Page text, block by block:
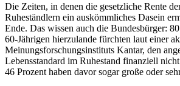
Die Zeiten, in denen die gesetzliche Rente
Ruheständlern ein auskömmliches Dasein
Ende. Das wissen auch die Bundesbürger:
60-Jährigen hierzulande fürchten laut einer
Meinungsforschungsinstituts Kantar, den
Lebensstandard im Ruhestand finanziell
46 Prozent haben davor sogar große oder